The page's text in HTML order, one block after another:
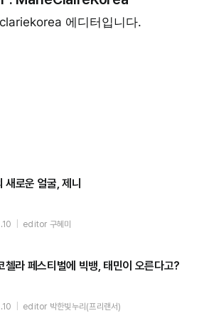
에디터입니다.
새로운 얼굴, 제니
editor 구혜미
라 페스티벌에 빅뱅, 태민이 오른다고?
editor 박한빛누리(프리랜서)